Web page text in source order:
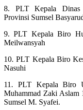
8. PLT Kepala Dinas
Provinsi Sumsel
9. PLT Kepala Biro
Meilwansyah
10. PLT Kepala Biro
Nasuhi
11. PLT Kepala Biro
Muhammad Zaki Aslam
Sumsel M. Syafei.